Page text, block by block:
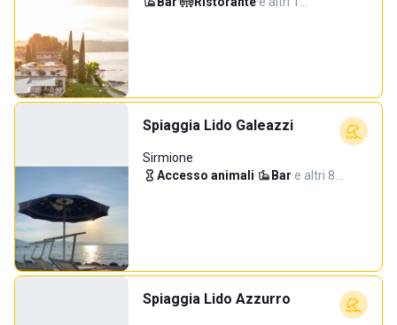
Spiaggia Lido Galeazzi
Sirmione
Accesso animali· Bar·e altri 8…
Spiaggia Lido Azzurro